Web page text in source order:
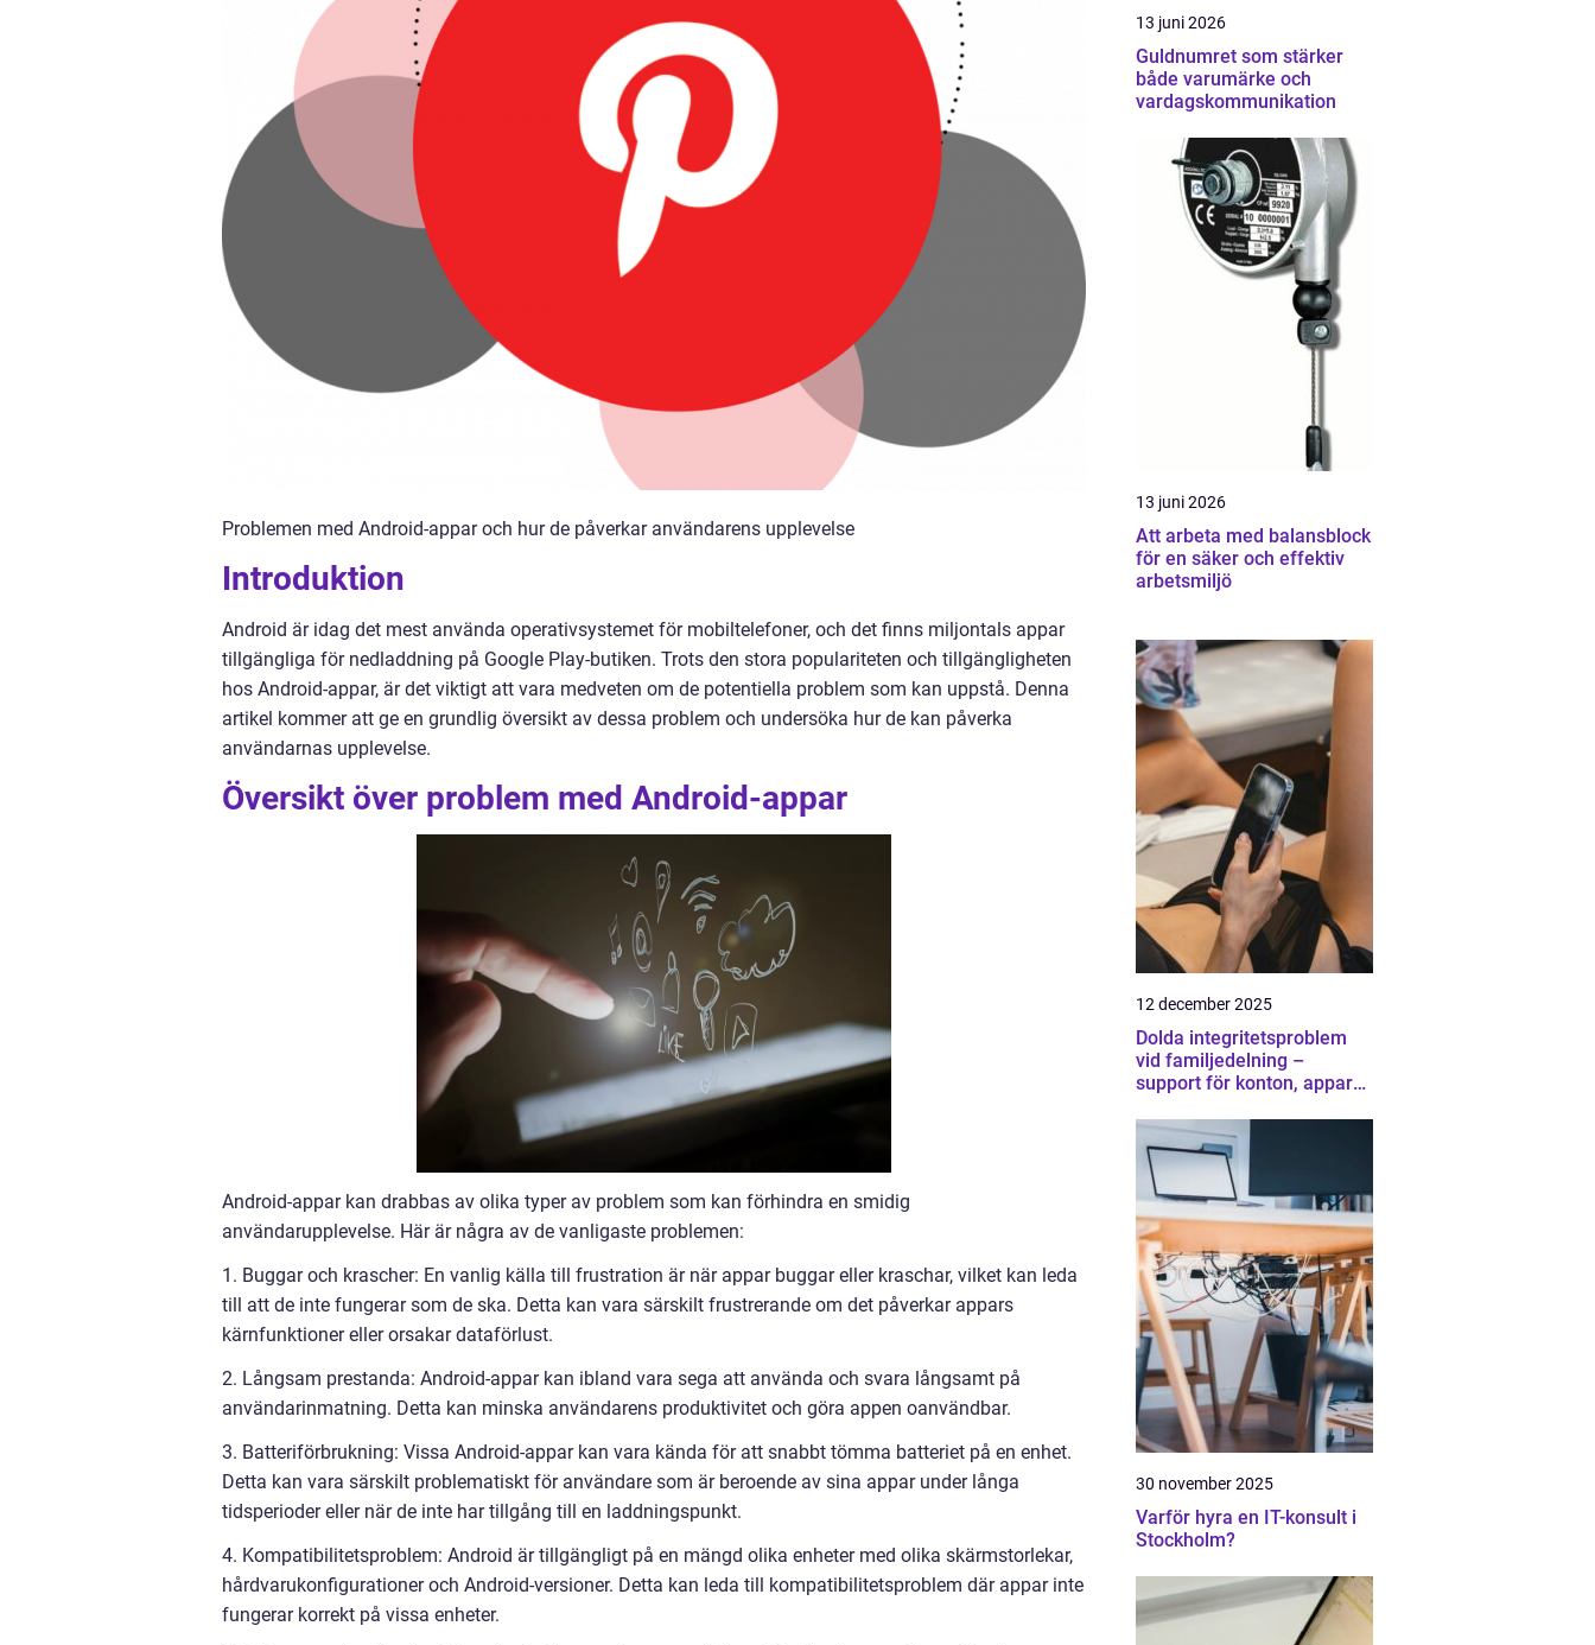
Problemen med Android-appar och hur de påverkar användarens upplevelse
Introduktion
Android är idag det mest använda operativsystemet för mobiltelefoner, och det finns miljontals appar
tillgängliga för nedladdning på Google Play-butiken. Trots den stora populariteten och tillgängligheten
hos Android-appar, är det viktigt att vara medveten om de potentiella problem som kan uppstå. Denna
artikel kommer att ge en grundlig översikt av dessa problem och undersöka hur de kan påverka
användarnas upplevelse.
Översikt över problem med Android-appar
Android-appar kan drabbas av olika typer av problem som kan förhindra en smidig
användarupplevelse. Här är några av de vanligaste problemen:
1. Buggar och krascher: En vanlig källa till frustration är när appar buggar eller kraschar, vilket kan leda
till att de inte fungerar som de ska. Detta kan vara särskilt frustrerande om det påverkar appars
kärnfunktioner eller orsakar dataförlust.
2. Långsam prestanda: Android-appar kan ibland vara sega att använda och svara långsamt på
användarinmatning. Detta kan minska användarens produktivitet och göra appen oanvändbar.
3. Batteriförbrukning: Vissa Android-appar kan vara kända för att snabbt tömma batteriet på en enhet.
Detta kan vara särskilt problematiskt för användare som är beroende av sina appar under långa
tidsperioder eller när de inte har tillgång till en laddningspunkt.
4. Kompatibilitetsproblem: Android är tillgängligt på en mängd olika enheter med olika skärmstorlekar,
hårdvarukonfigurationer och Android-versioner. Detta kan leda till kompatibilitetsproblem där appar inte
fungerar korrekt på vissa enheter.
13 juni 2026
Guldnumret som stärker
både varumärke och
vardagskommunikation
13 juni 2026
Att arbeta med balansblock
för en säker och effektiv
arbetsmiljö
12 december 2025
Dolda integritetsproblem
vid familjedelning –
support för konton, appar
30 november 2025
Varför hyra en IT-konsult i
Stockholm?